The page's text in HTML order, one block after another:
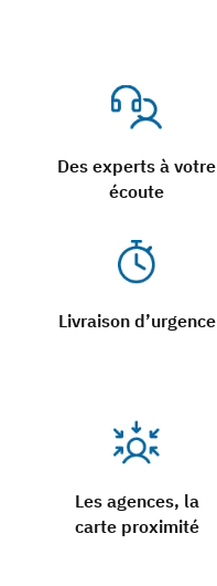
Des experts à votre
écoute
Livraison d’urgence
Les agences, la
carte proximité